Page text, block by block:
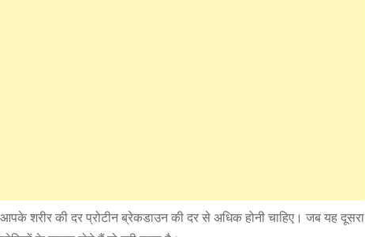
शरीर की दर प्रोटीन ब्रेकडाउन की दर से अधिक होनी चाहिए। जब यह दूसरा